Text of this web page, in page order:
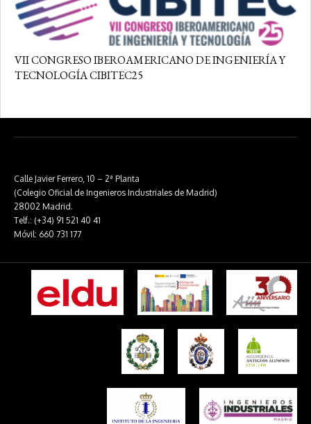
VII CONGRESO IBEROAMERICANO DE INGENIERÍA Y
TECNOLOGÍA CIBITEC25
Calle Javier Ferrero, 10 – 2ª Planta
(Colegio Oficial de Ingenieros Industriales de Madrid)
28002 Madrid.
Telf.: (+34) 91 521 40 41
Móvil: 660 731 177